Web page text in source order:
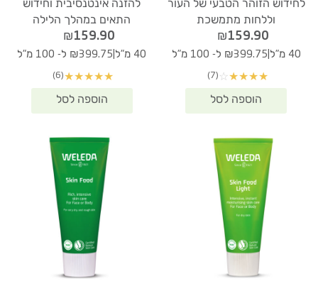
לחידוש הזוהר הטבעי של העור
וללחות מתמשכת
₪159.90
40 מ"ל ₪399.75 ל- 100 מ"ל
★
★
★
★
☆
(7)
להזנה אינטנסיבית וחידוש
התאים במהלך הלילה
₪159.90
40 מ"ל ₪399.75 ל- 100 מ"ל
★
★
★
★
★
(6)